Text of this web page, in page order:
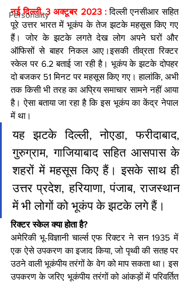
Personality
नई दिल्ली, 3 अक्टूबर 2023 : दिल्ली एनसीआर सहित
पूरे उत्तर भारत में भूकंप के तेज झटके महसूस किए गए
हैं। जोर के झटके लगते देख लोग अपने घरों और
ऑफिसों से बाहर निकल आए।इसकी तीव्रता रिक्टर
स्केल पर 6.2 बताई जा रही है। भूकंप के झटके दोपहर
दो बजकर 51 मिनट पर महसूस किए गए। हालांकि, अभी
तक किसी भी तरह का अप्रिय समाचार सामने नहीं आया
है। ऐसा बताया जा रहा है कि इस भूकंप का केंद्र नेपाल
में था।
यह झटके दिल्ली, नोएडा, फरीदाबाद,
गुरुग्राम, गाजियाबाद सहित आसपास के
शहरों में महसूस किए हैं। इसके साथ ही
उत्तर प्रदेश, हरियाणा, पंजाब, राजस्थान
में भी लोगों को भूकंप के झटके लगे हैं।
रिक्‍टर स्‍केल क्या होता है?
अमेरिकी भू-विज्ञानी चार्ल्‍स एफ रिक्‍टर ने सन 1935 में
एक ऐसे उपकरण का इजाद किया, जो पृथ्वी की सतह पर
उठने वाली भूकंपीय तरंगों के वेग को माप सकता था। इस
उपकरण के जरिए भूकंपीय तरंगों को आंकड़ों में परिवर्तित